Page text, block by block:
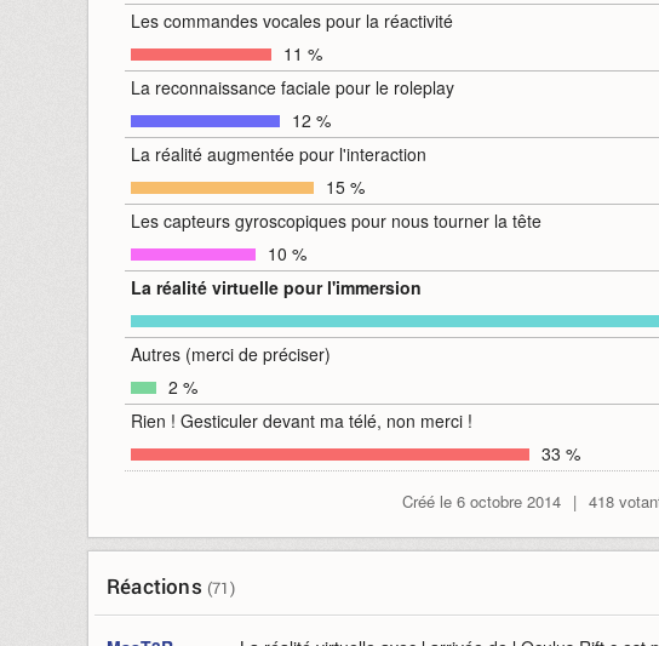
Les commandes vocales pour la réactivité
11 %
La reconnaissance faciale pour le roleplay
12 %
La réalité augmentée pour l'interaction
15 %
Les capteurs gyroscopiques pour nous tourner la tête
10 %
La réalité virtuelle pour l'immersion
Autres (merci de préciser)
2 %
Rien ! Gesticuler devant ma télé, non merci !
33 %
Créé le 6 octobre 2014 | 418
Réactions (71)